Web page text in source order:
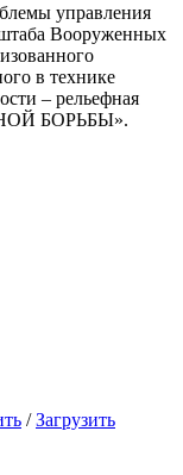
управления
Вооруженных
в технике
– рельефная
БОРЬБЫ».
/Загрузить